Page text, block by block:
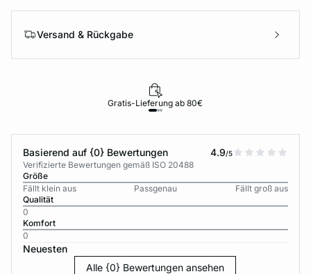
Versand & Rückgabe
Gratis-Lieferung ab 80€
Basierend auf {0} Bewertungen 4.9/5
Verifizierte Bewertungen gemäß ISO 20488
Größe
Fällt klein aus
Passgenau
Fällt groß aus
Qualität
0
Komfort
0
Neuesten
Alle {0} Bewertungen ansehen